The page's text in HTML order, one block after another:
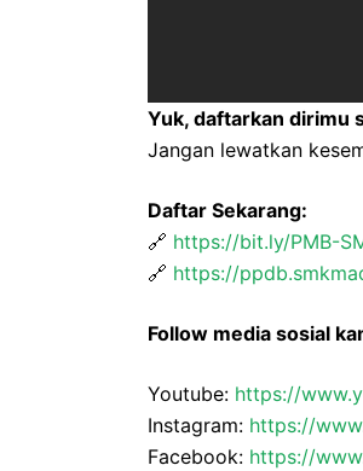
Yuk, daftarkan dirimu
Jangan lewatkan
Daftar Sekarang:
🔗 https://bit.ly/PMB-
🔗 https://
Follow media sosial
Youtube: https://
Instagram: https://
Facebook: https://